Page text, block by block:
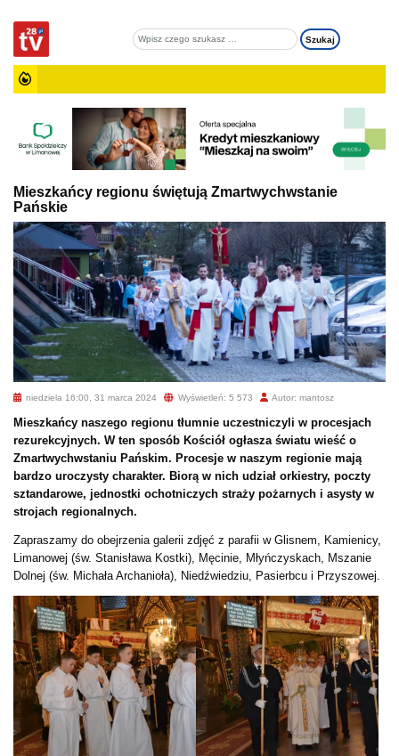
Mieszkańcy regionu świętują Zmartwychwstanie
Pańskie
niedziela 16:00, 31 marca 2024 Wyświetleń: 5 573 Autor: mantosz
Mieszkańcy naszego regionu tłumnie uczestniczyli w procesjach
rezurekcyjnych. W ten sposób Kościół ogłasza światu wieść o
Zmartwychwstaniu Pańskim. Procesje w naszym regionie mają
bardzo uroczysty charakter. Biorą w nich udział orkiestry, poczty
sztandarowe, jednostki ochotniczych straży pożarnych i asysty w
strojach regionalnych.
Zapraszamy do obejrzenia galerii zdjęć z parafii w Glisnem, Kamienicy,
Limanowej (św. Stanisława Kostki), Męcinie, Młyńczyskach, Mszanie
Dolnej (św. Michała Archanioła), Niedźwiedziu, Pasierbcu i Przyszowej.